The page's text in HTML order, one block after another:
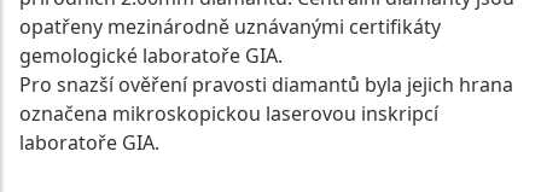
opatřeny mezinárodně uznávanými certifikáty
gemologické laboratoře GIA.
Pro snazší ověření pravosti diamantů byla jejich hrana
označena mikroskopickou laserovou inskripcí
laboratoře GIA.